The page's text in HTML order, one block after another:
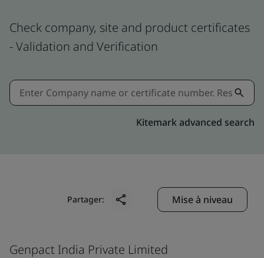
Check company, site and product certificates
- Validation and Verification
Kitemark advanced search
Partager: Mise à niveau
Genpact India Private Limited